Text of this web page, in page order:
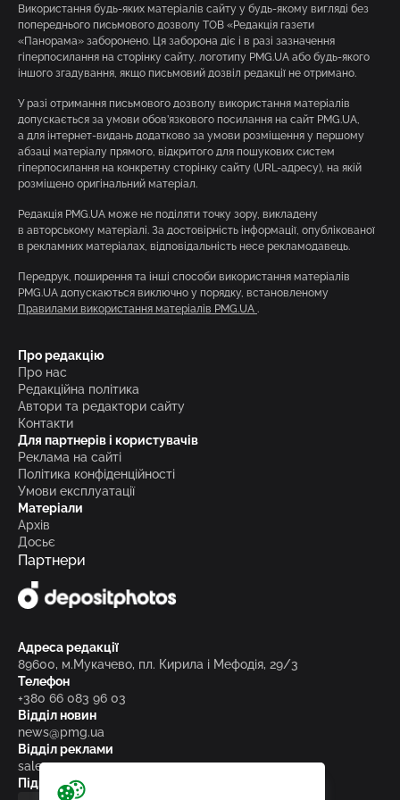
Використання будь-яких матеріалів сайту у будь-якому вигляді без
попереднього письмового дозволу ТОВ «Редакція газети
«Панорама» заборонено. Ця заборона діє і в разі зазначення
гіперпосилання на сторінку сайту, логотипу PMG.UA або будь-якого
іншого згадування, якщо письмовий дозвіл редакції не отримано.
У разі отримання письмового дозволу використання матеріалів
допускається за умови обов’язкового посилання на сайт PMG.UA,
а для інтернет-видань додатково за умови розміщення у першому
абзаці матеріалу прямого, відкритого для пошукових систем
гіперпосилання на конкретну сторінку сайту (URL-адресу), на якій
розміщено оригінальний матеріал.
Редакція PMG.UA може не поділяти точку зору, викладену
в авторському матеріалі. За достовірність інформації, опублікованої
в рекламних матеріалах, відповідальність несе рекламодавець.
Передрук, поширення та інші способи використання матеріалів
PMG.UA допускаються виключно у порядку, встановленому
Правилами використання матеріалів PMG.UA .
Про редакцію
Про нас
Редакційна політика
Автори та редактори сайту
Контакти
Для партнерів і користувачів
Реклама на сайті
Політика конфіденційності
Умови експлуатації
Матеріали
Архів
Досьє
Партнери
Адреса редакції
89600, м.Мукачево, пл. Кирила і Мефодія, 29/3
Телефон
+380 66 083 96 03
Відділ новин
news@pmg.ua
Відділ реклами
sales@pmg.ua
Підписуйтесь на нас у соціальних мережах